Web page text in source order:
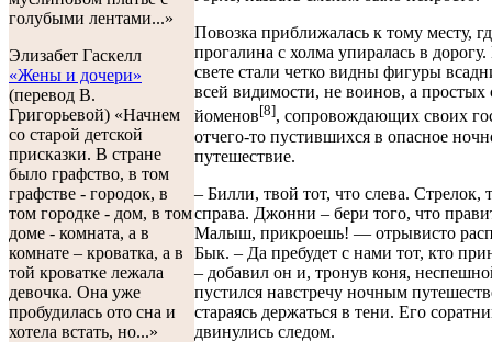
голубыми лентами...»
Элизабет Гаскелл
«Жены и дочери»
(перевод В.
Григорьевой) «Начнем
со старой детской
присказки. В стране
было графство, в том
графстве - городок, в
том городке - дом, в том
доме - комната, а в
комнате – кроватка, а в
той кроватке лежала
девочка. Она уже
пробудилась ото сна и
хотела встать, но...»
Повозка приближалась к тому месту,
прогалина с холма упиралась в
свете стали четко видны фигуры
всей видимости, не воинов, а простых
йоменов[8], сопровождающих своих
отчего-то пустившихся в опасное
путешествие.
– Билли, твой тот, что слева.
справа. Джонни – бери того, что
Малыш, прикроешь! — отрывисто
Бык. – Да пребудет с нами тот, кто
– добавил он и, тронув коня,
пустился навстречу ночным
стараясь держаться в тени. Его
двинулись следом.